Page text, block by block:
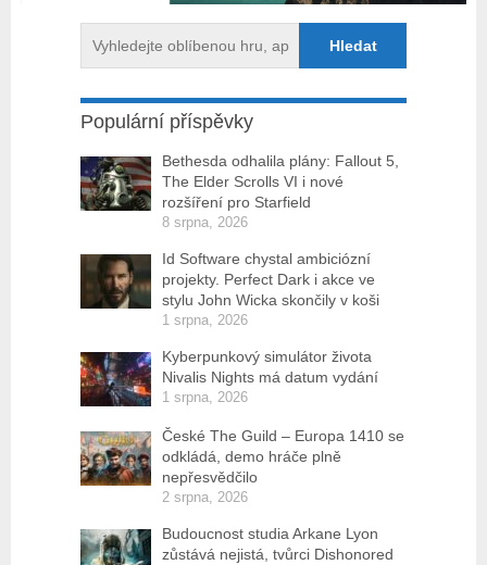
Populární příspěvky
Bethesda odhalila plány: Fallout 5,
The Elder Scrolls VI i nové
rozšíření pro Starfield
8 srpna, 2026
Id Software chystal ambiciózní
projekty. Perfect Dark i akce ve
stylu John Wicka skončily v koši
1 srpna, 2026
Kyberpunkový simulátor života
Nivalis Nights má datum vydání
1 srpna, 2026
České The Guild – Europa 1410 se
odkládá, demo hráče plně
nepřesvědčilo
2 srpna, 2026
Budoucnost studia Arkane Lyon
zůstává nejistá, tvůrci Dishonored